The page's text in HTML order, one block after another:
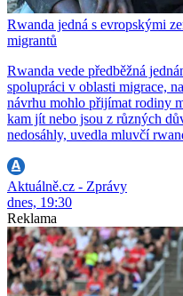
Rwanda jedná s evropskými
migrantů
Rwanda vede předběžná
spolupráci v oblasti migrace,
návrhu mohlo přijímat rodiny
kam jít nebo jsou z různých
nedosáhly, uvedla mluvčí
Aktuálně.cz - Zprávy
dnes, 19:30
Reklama